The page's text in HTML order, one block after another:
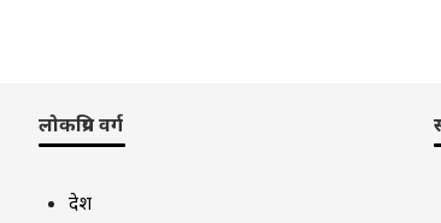
लोकप्रिय वर्ग
देश